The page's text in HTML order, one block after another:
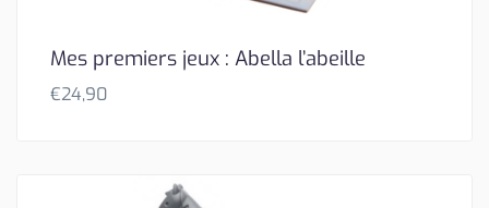
Mes premiers jeux : Abella l’abeille
€24,90